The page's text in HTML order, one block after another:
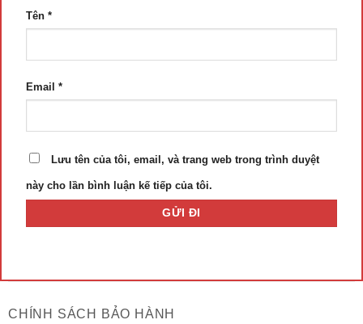
Tên *
Email *
Lưu tên của tôi, email, và trang web trong trình duyệt
này cho lần bình luận kế tiếp của tôi.
CHÍNH SÁCH BẢO HÀNH